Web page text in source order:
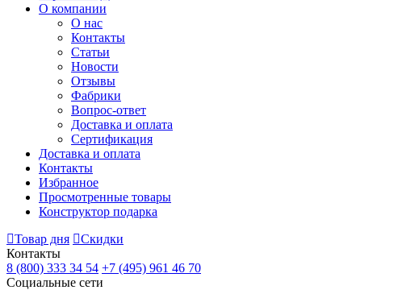
О компании
О нас
Контакты
Статьи
Новости
Отзывы
Фабрики
Вопрос-ответ
Доставка и оплата
Сертификация
Доставка и оплата
Контакты
Избранное
Просмотренные товары
Конструктор подарка
Товар дня
Скидки
Контакты
8 (800) 333 34 54 +7 (495) 961 46 70
Социальные сети